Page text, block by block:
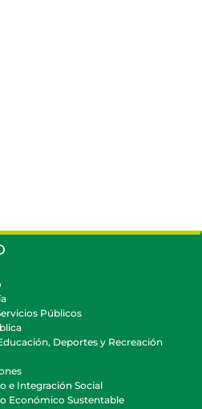
Públicos
Deportes y Recreación
e Integración Social
Económico Sustentable